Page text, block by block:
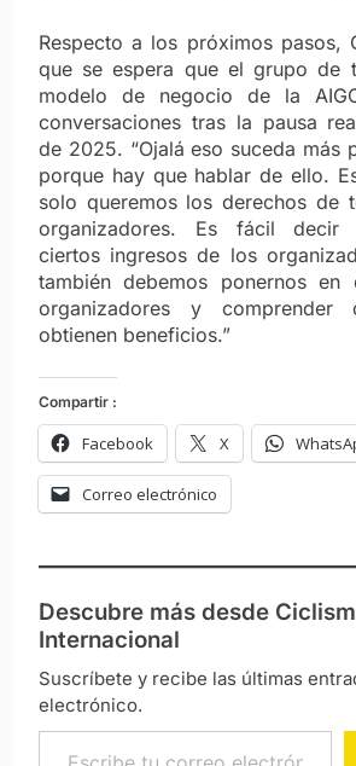
Respecto a los próximos pasos,
que se espera que el grupo de
modelo de negocio de la
conversaciones tras la pausa
de 2025. “Ojalá eso suceda más
porque hay que hablar de ello.
solo queremos los derechos de
organizadores. Es fácil decir
ciertos ingresos de los
también debemos ponernos
organizadores y
obtienen beneficios.”
Compartir :
Facebook X
Correo electrónico
Descubre más desde
Internacional
Suscríbete y recibe las últimas
electrónico.
Escribe tu correo electrónico…